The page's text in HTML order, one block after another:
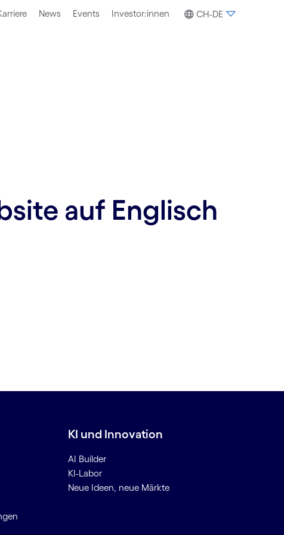
News Events Investor:innen CH-DE
auf Englisch
KI und Innovation
AI Builder
KI-Labor
Neue Ideen, neue Märkte